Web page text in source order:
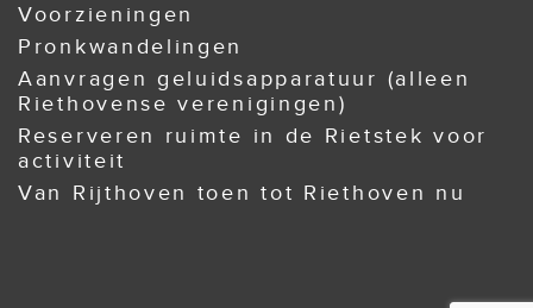
Voorzieningen
Pronkwandelingen
Aanvragen geluidsapparatuur (alleen
Riethovense verenigingen)
Reserveren ruimte in de Rietstek voor
activiteit
Van Rijthoven toen tot Riethoven nu